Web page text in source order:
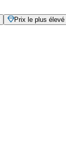
Prix le plus élevé